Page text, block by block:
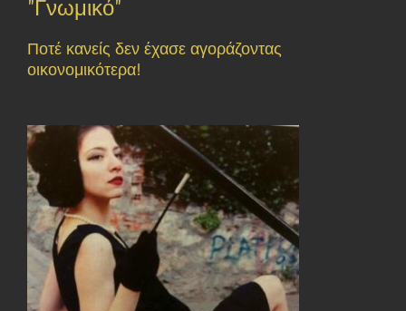
"Γνωμικό"
Ποτέ κανείς δεν έχασε αγοράζοντας